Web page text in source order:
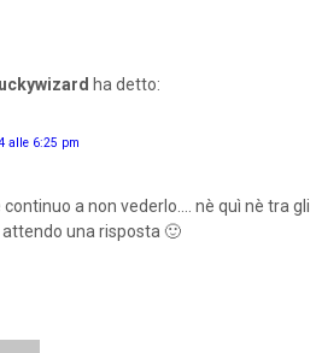
ha detto:
alle 6:25 pm
a non vederlo.... nè quì nè tra gli
attendo una risposta 🙂